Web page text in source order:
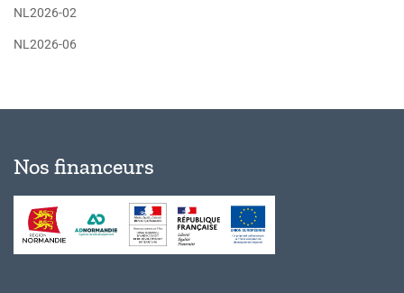
NL2026-02
NL2026-06
Nos financeurs